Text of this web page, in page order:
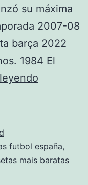
su máxima
2007-08
barça 2022
1984 El
2018
mujer
futbol españa,
mais baratas